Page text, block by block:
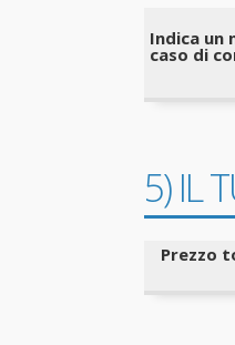
Indica un
caso di
5) IL
Prezzo